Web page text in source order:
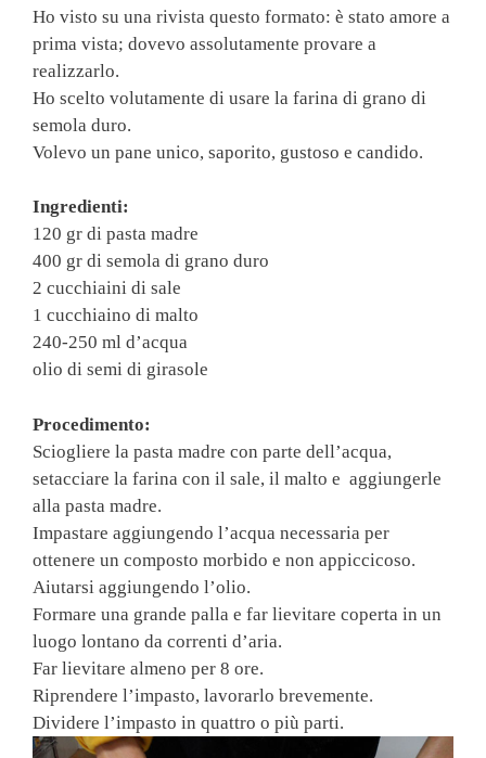
Ho visto su una rivista questo formato: è stato amore a
prima vista; dovevo assolutamente provare a
realizzarlo.
Ho scelto volutamente di usare la farina di grano di
semola duro.
Volevo un pane unico, saporito, gustoso e candido.
Ingredienti:
120 gr di pasta madre
400 gr di semola di grano duro
2 cucchiaini di sale
1 cucchiaino di malto
240-250 ml d’acqua
olio di semi di girasole
Procedimento:
Sciogliere la pasta madre con parte dell’acqua,
setacciare la farina con il sale, il malto e aggiungerle
alla pasta madre.
Impastare aggiungendo l’acqua necessaria per
ottenere un composto morbido e non appiccicoso.
Aiutarsi aggiungendo l’olio.
Formare una grande palla e far lievitare coperta in un
luogo lontano da correnti d’aria.
Far lievitare almeno per 8 ore.
Riprendere l’impasto, lavorarlo brevemente.
Dividere l’impasto in quattro o più parti.